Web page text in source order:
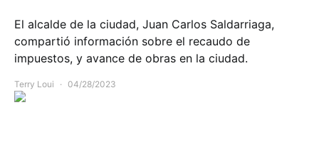
El alcalde de la ciudad, Juan Carlos Saldarriaga,
compartió información sobre el recaudo de
impuestos, y avance de obras en la ciudad.
Terry Loui 04/28/2023